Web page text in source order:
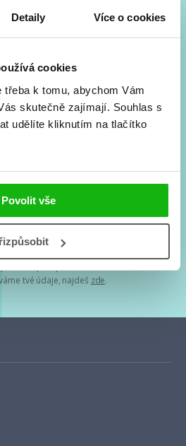
Detaily Více o cookies
cookies
třeba k tomu, abychom Vám
skutečně zajímají. Souhlas s
udělíte kliknutím na tlačítko
Povolit vše
každý měsíc rovnou do mailu!
adaptace a další.
zpracování osobních údajů
nás v bezpečí. Přečti si
tvé údaje, najdeš zde.